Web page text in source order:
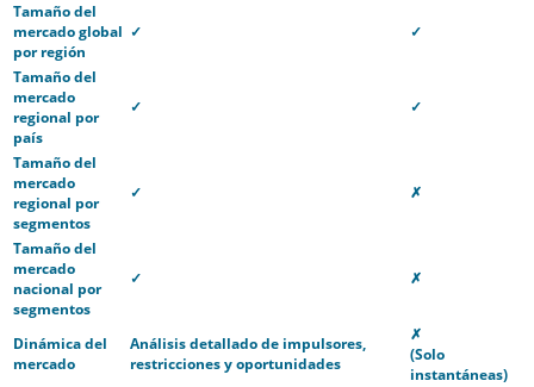
Tamaño del
mercado global
por región
✓ ✓
Tamaño del
mercado
regional por
país
✓ ✓
Tamaño del
mercado
regional por
segmentos
✓ ✗
Tamaño del
mercado
nacional por
segmentos
✓ ✗
Dinámica del
mercado
Análisis detallado de impulsores,
restricciones y oportunidades
✗
(Solo
instantáneas)